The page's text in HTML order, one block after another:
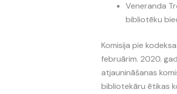
Veneranda
bibliotēku
Komisija pie
februārim. 2020.
atjaunināšanas
bibliotekāru ētikas